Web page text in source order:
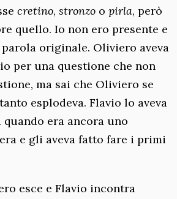
cretino, stronzo o pirla, però
quello. Io non ero presente e
originale. Oliviero aveva
per una questione che non
ma sai che Oliviero se
esplodeva. Flavio lo aveva
era ancora uno
e gli aveva fatto fare i primi
esce e Flavio incontra